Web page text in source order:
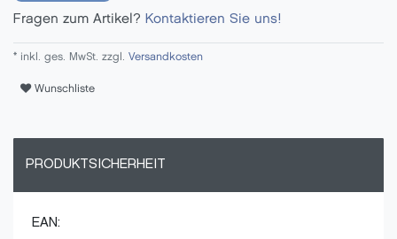
Fragen zum Artikel? Kontaktieren Sie uns!
* inkl. ges. MwSt. zzgl. Versandkosten
Wunschliste
PRODUKTSICHERHEIT
EAN: